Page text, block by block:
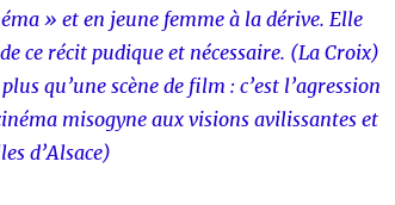
» et en jeune femme à la dérive. Elle
ce récit pudique et nécessaire. (La Croix)
qu’une scène de film : c’est l’agression
misogyne aux visions avilissantes et
d’Alsace)